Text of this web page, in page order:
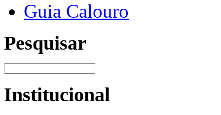
Guia Calouro
Pesquisar
Institucional